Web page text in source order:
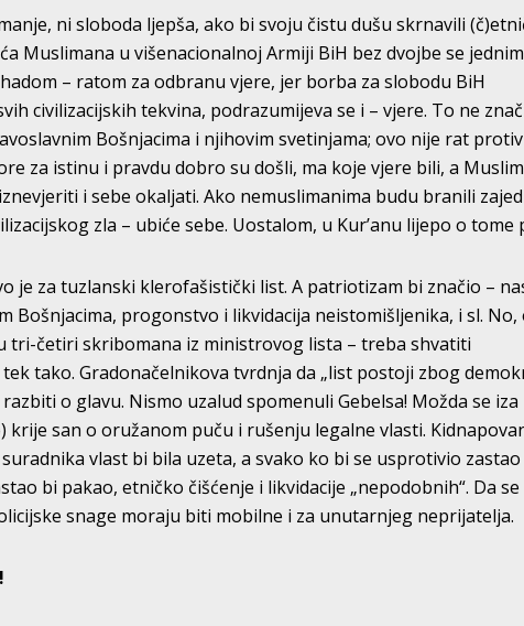
ni sloboda ljepša, ako bi svoju čistu dušu skrnavili
Muslimana u višenacionalnoj Armiji BiH bez dvojbe se jednim
– ratom za odbranu vjere, jer borba za slobodu BiH
civilizacijskih tekvina, podrazumijeva se i – vjere. To ne
Bošnjacima i njihovim svetinjama; ovo nije rat
za istinu i pravdu dobro su došli, ma koje vjere bili, a
i sebe okaljati. Ako nemuslimanima budu branili
zla – ubiće sebe. Uostalom, u Kur’anu lijepo o tome
je za tuzlanski klerofašistički list. A patriotizam bi značio –
Bošnjacima, progonstvo i likvidacija neistomišljenika, i sl. No,
tri-četiri skribomana iz ministrovog lista – treba shvatiti
tako. Gradonačelnikova tvrdnja da „list postoji zbog
o glavu. Nismo uzalud spomenuli Gebelsa! Možda se iza
krije san o oružanom puču i rušenju legalne vlasti.
vlast bi bila uzeta, a svako ko bi se usprotivio zastao
bi pakao, etničko čišćenje i likvidacije „nepodobnih“. Da se
snage moraju biti mobilne i za unutarnjeg neprijatelja.